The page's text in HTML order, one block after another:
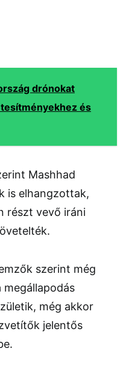
drónokat
és
Mashhad
is elhangzottak,
részt vevő iráni
szerint még
még akkor
jelentős